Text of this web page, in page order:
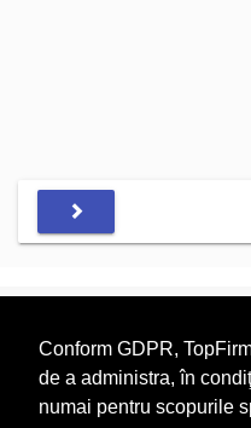
Conform GDPR,
de a administra, în
numai pentru scopurile
Topurile sunt realizate de
depuse si au scop informativ.
Este interzisa folosirea